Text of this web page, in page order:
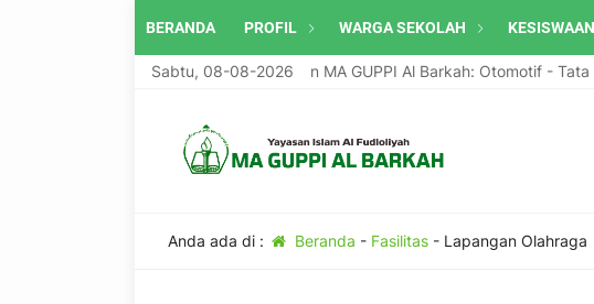
BERANDA PROFIL WARGA SEKOLAH KESISWAAN
Sabtu, 08-08-2026
Program Unggulan MA GUPPI Al Barkah: Otomotif - Tata
Anda ada di : Beranda - Fasilitas- Lapangan Olahraga